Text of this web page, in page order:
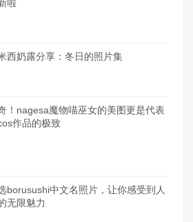
啦
西奶露分享：冬日的照片集
！nagesa魔物喵巫女的美图更是代表
作品的极致
borusushi中文名照片，让你感受到人
无限魅力